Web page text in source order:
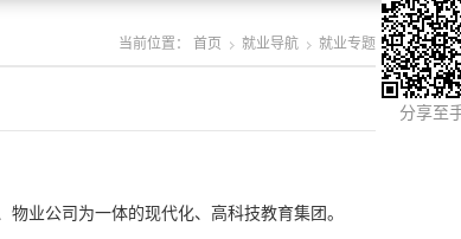
当前位置： 首页 就业导航 就业专题
分享至
业公司为一体的现代化、高科技教育集团。